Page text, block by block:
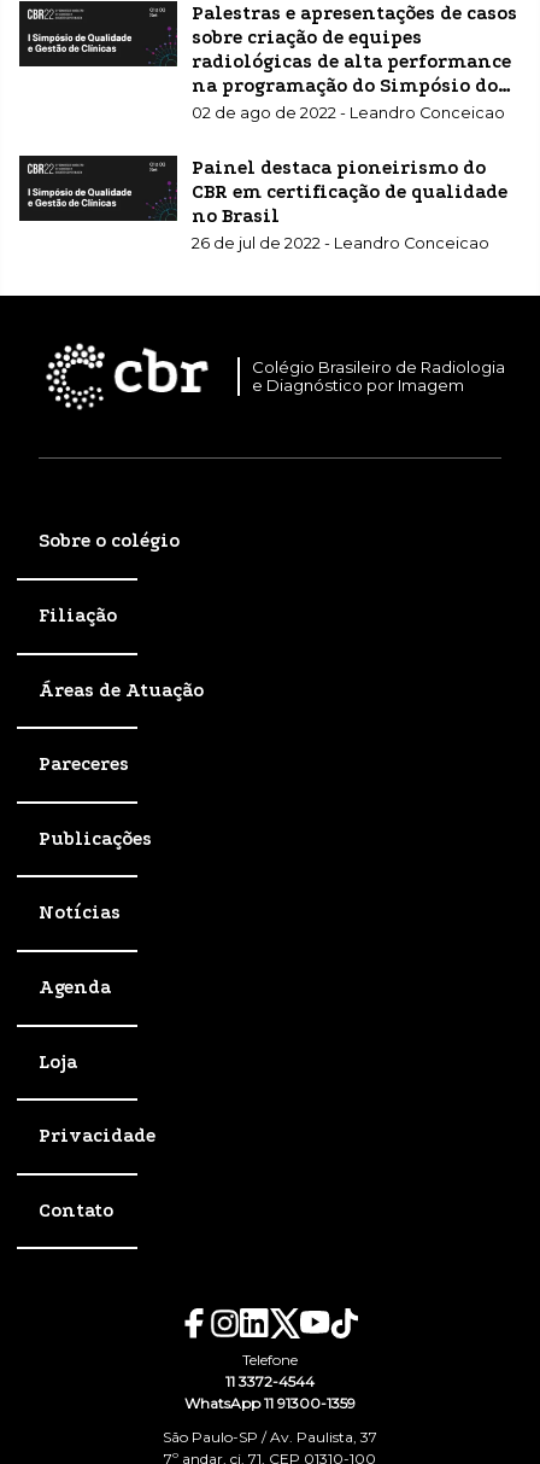
Palestras e apresentações de casos
sobre criação de equipes
radiológicas de alta performance
na programação do Simpósio do
CBR
02 de ago de 2022 - Leandro Conceicao
Painel destaca pioneirismo do
CBR em certificação de qualidade
no Brasil
26 de jul de 2022 - Leandro Conceicao
Colégio Brasileiro de Radiologia
e Diagnóstico por Imagem
Sobre o colégio
Filiação
Áreas de Atuação
Pareceres
Publicações
Notícias
Agenda
Loja
Privacidade
Contato
Telefone
11 3372-4544
WhatsApp 11 91300-1359
São Paulo-SP / Av. Paulista, 37
7º andar, cj. 71, CEP 01310-100